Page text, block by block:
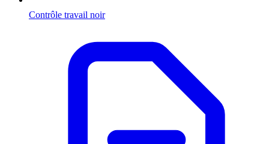
Contrôle travail noir